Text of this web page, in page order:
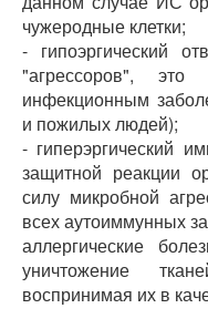
чужеродные клетки;
- гипоэргический
"агрессоров",
инфекционным
и пожилых людей);
- гиперэргический
защитной реакции
силу микробной
всех аутоиммунных
аллергические
уничтожение
воспринимая их в